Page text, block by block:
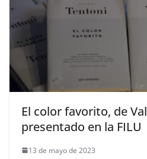
El color favorito, de
presentado en la FILU
13 de mayo de 2023